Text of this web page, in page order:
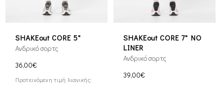
SHAKEout CORE 5"
Ανδρικό σορτς
36,00€
Προτεινόμενη τιμή λιανικής:
SHAKEout CORE 7" NO
LINER
Ανδρικό σορτς
39,00€